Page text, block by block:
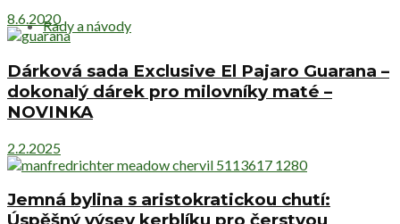
Rady a návody
8.6.2020
Dárková sada Exclusive El Pajaro Guarana –
dokonalý dárek pro milovníky maté –
NOVINKA
2.2.2025
Jemná bylina s aristokratickou chutí: